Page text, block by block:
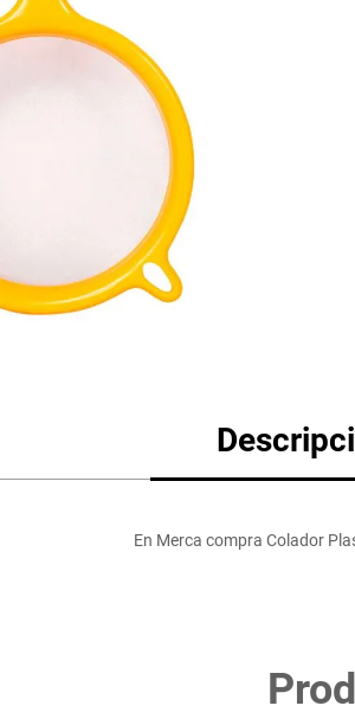
En Merca compra Colador
Mantequilla